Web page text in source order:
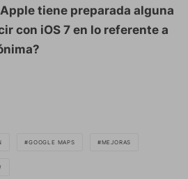
tiene preparada alguna
con iOS 7 en lo referente a
GOOGLE MAPS MEJORAS